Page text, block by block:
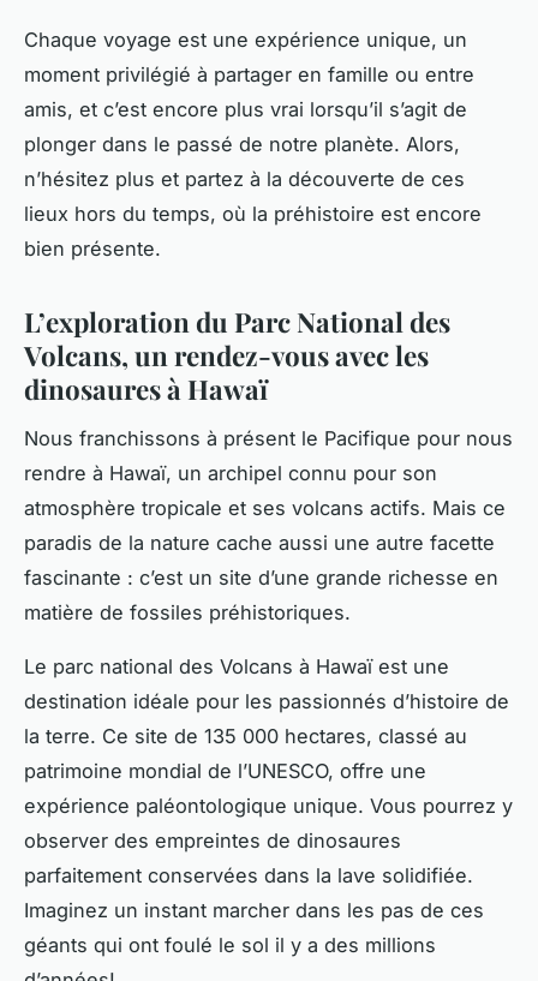
Chaque voyage est une expérience unique, un
moment privilégié à partager en famille ou entre
amis, et c’est encore plus vrai lorsqu’il s’agit de
plonger dans le passé de notre planète. Alors,
n’hésitez plus et partez à la découverte de ces
lieux hors du temps, où la préhistoire est encore
bien présente.
L’exploration du Parc National des
Volcans, un rendez-vous avec les
dinosaures à Hawaï
Nous franchissons à présent le Pacifique pour nous
rendre à Hawaï, un archipel connu pour son
atmosphère tropicale et ses volcans actifs. Mais ce
paradis de la nature cache aussi une autre facette
fascinante : c’est un site d’une grande richesse en
matière de fossiles préhistoriques.
Le parc national des Volcans à Hawaï est une
destination idéale pour les passionnés d’histoire de
la terre. Ce site de 135 000 hectares, classé au
patrimoine mondial de l’UNESCO, offre une
expérience paléontologique unique. Vous pourrez y
observer des empreintes de dinosaures
parfaitement conservées dans la lave solidifiée.
Imaginez un instant marcher dans les pas de ces
géants qui ont foulé le sol il y a des millions